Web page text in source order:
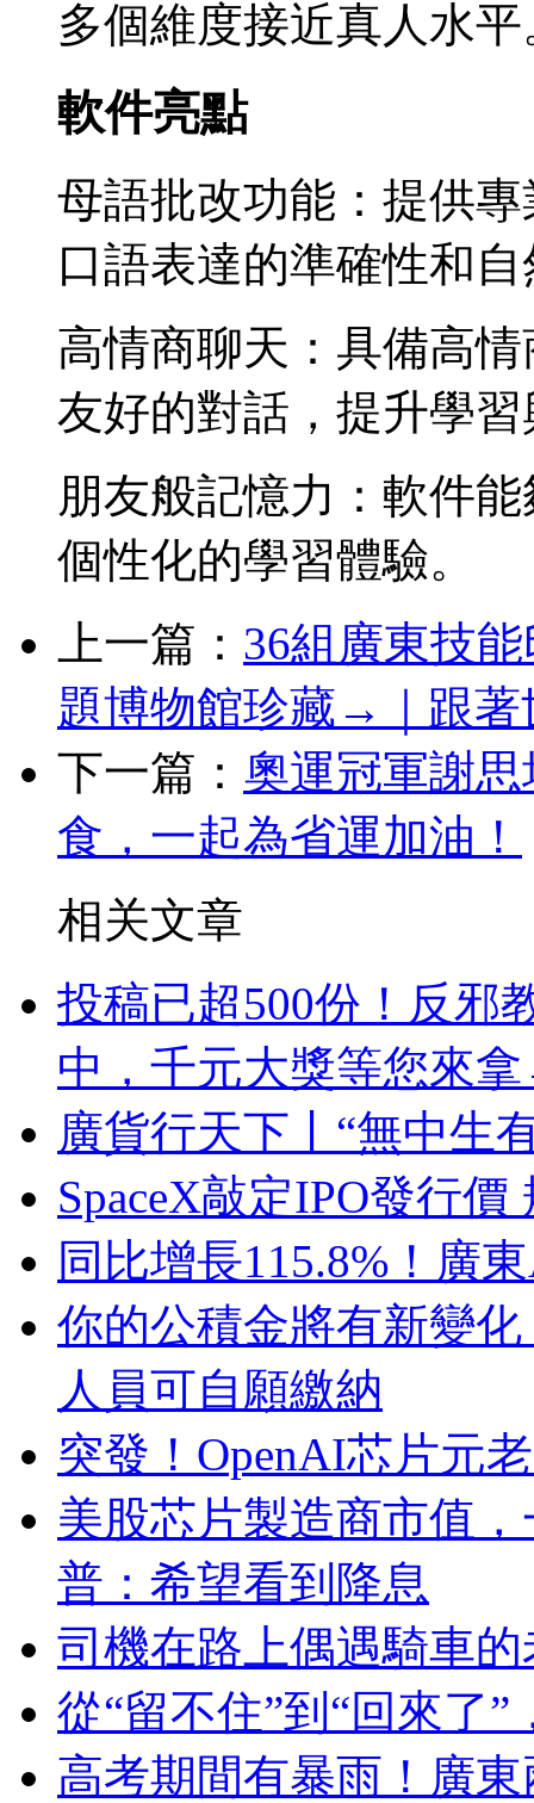
多個維度接近真人水平
軟件亮點
母語批改功能：提供
口語表達的準確性和
高情商聊天：具備高
友好的對話，提升學
朋友般記憶力：軟件
個性化的學習體驗。
上一篇： 36組廣東技
題博物館珍藏→｜跟著
下一篇： 奧運冠軍謝
食，一起為省運加油！
相关文章
投稿已超500份！反邪
中，千元大獎等您來
廣貨行天下丨“無中生
SpaceX敲定IPO發行
同比增長115.8%！廣
你的公積金將有新變
人員可自願繳納
突發！OpenAI芯片元
美股芯片製造商市值
普：希望看到降息
司機在路上偶遇騎車
從“留不住”到“回來了
高考期間有暴雨！廣